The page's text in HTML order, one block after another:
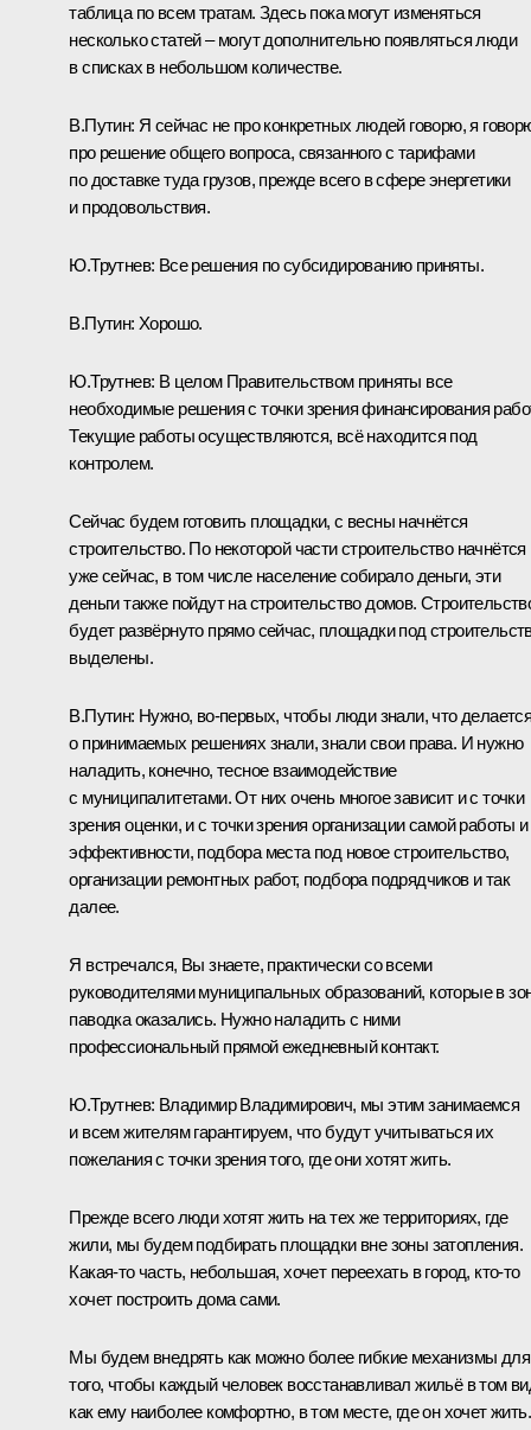
таблица по всем тратам. Здесь пока могут изменяться
несколько статей – могут дополнительно появляться люди
в списках в небольшом количестве.
В.Путин: Я сейчас не про конкретных людей говорю, я
про решение общего вопроса, связанного с тарифами
по доставке туда грузов, прежде всего в сфере энергетики
и продовольствия.
Ю.Трутнев: Все решения по субсидированию приняты.
В.Путин: Хорошо.
Ю.Трутнев: В целом Правительством приняты все
необходимые решения с точки зрения финансирования
Текущие работы осуществляются, всё находится под
контролем.
Сейчас будем готовить площадки, с весны начнётся
строительство. По некоторой части строительство начнётся
уже сейчас, в том числе население собирало деньги, эти
деньги также пойдут на строительство домов.
будет развёрнуто прямо сейчас, площадки под
выделены.
В.Путин: Нужно, во‑первых, чтобы люди знали, что
о принимаемых решениях знали, знали свои права. И нужно
наладить, конечно, тесное взаимодействие
с муниципалитетами. От них очень многое зависит и с точки
зрения оценки, и с точки зрения организации самой работы
эффективности, подбора места под новое строительство,
организации ремонтных работ, подбора подрядчиков и так
далее.
Я встречался, Вы знаете, практически со всеми
руководителями муниципальных образований, которые в
паводка оказались. Нужно наладить с ними
профессиональный прямой ежедневный контакт.
Ю.Трутнев: Владимир Владимирович, мы этим занимаемся
и всем жителям гарантируем, что будут учитываться их
пожелания с точки зрения того, где они хотят жить.
Прежде всего люди хотят жить на тех же территориях, где
жили, мы будем подбирать площадки вне зоны затопления.
Какая‑то часть, небольшая, хочет переехать в город, кто‑то
хочет построить дома сами.
Мы будем внедрять как можно более гибкие механизмы для
того, чтобы каждый человек восстанавливал жильё в том
как ему наиболее комфортно, в том месте, где он хочет жить.